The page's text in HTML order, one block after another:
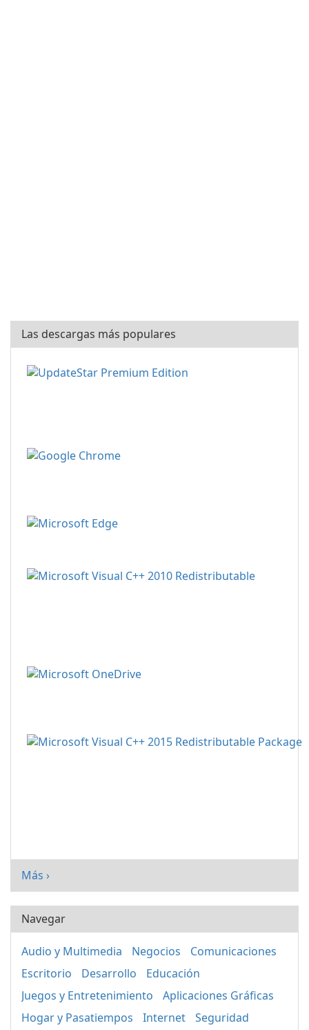
Las descargas más populares
Más ›
Navegar
Audio y Multimedia Negocios
Comunicaciones
Escritorio
Desarrollo
Educación
Juegos y Entretenimiento
Aplicaciones Gráficas
Hogar y Pasatiempos
Internet Seguridad